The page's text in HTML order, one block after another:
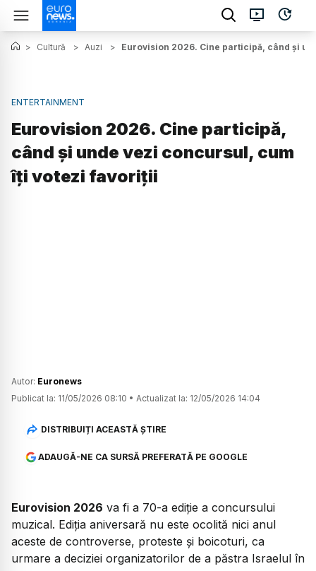
> Cultură > Auzi > Eurovision 2026. Cine participă, când și
ENTERTAINMENT
Eurovision 2026. Cine participă,
când și unde vezi concursul, cum
îți votezi favoriții
Autor: Euronews
Publicat la: 11/05/2026 08:10 • Actualizat la: 12/05/2026 14:04
DISTRIBUIȚI ACEASTĂ ȘTIRE
ADAUGĂ-NE CA SURSĂ PREFERATĂ PE GOOGLE
Eurovision 2026 va fi a 70-a ediție a concursului
muzical. Ediția aniversară nu este ocolită nici anul
aceste de controverse, proteste și boicoturi, ca
urmare a deciziei organizatorilor de a păstra Israelul în